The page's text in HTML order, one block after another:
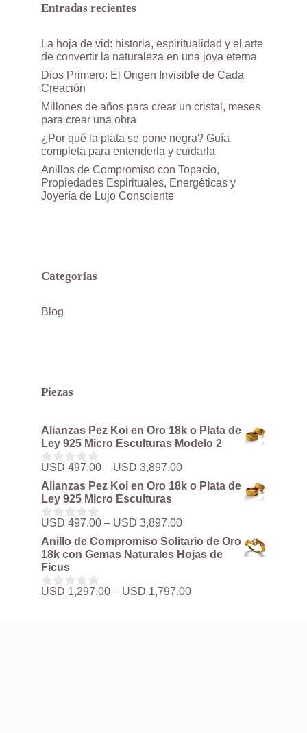
Entradas recientes
La hoja de vid: historia, espiritualidad y el arte
de convertir la naturaleza en una joya eterna
Dios Primero: El Origen Invisible de Cada
Creación
Millones de años para crear un cristal, meses
para crear una obra
¿Por qué la plata se pone negra? Guía
completa para entenderla y cuidarla
Anillos de Compromiso con Topacio,
Propiedades Espirituales, Energéticas y
Joyería de Lujo Consciente
Categorías
Blog
Piezas
Alianzas Pez Koi en Oro 18k o Plata de
Ley 925 Micro Esculturas Modelo 2
0
d
e
5
USD 497.00 – USD 3,897.00Rango
de
precios:
USD 497.00
USD 3,897.00
Alianzas Pez Koi en Oro 18k o Plata de
Ley 925 Micro Esculturas
0
d
e
5
USD 497.00 – USD 3,897.00Rango
de
precios:
desde
hasta
Anillo de Compromiso Solitario de Oro
18k con Gemas Naturales Hojas de
Ficus
0
USD 1,297.00 – USD 1,797.00Rango